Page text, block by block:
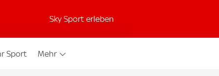
Sky Sport erleben
Sport Mehr